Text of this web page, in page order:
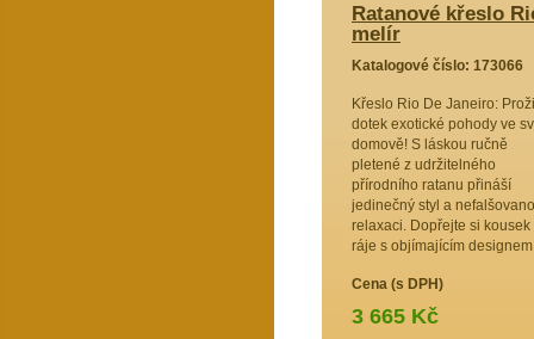
Ratanové křeslo
melír
Katalogové číslo: 173066
Křeslo Rio De Janeiro:
dotek exotické pohody ve
domově! S láskou ručně
pletené z udržitelného
přírodního ratanu přináší
jedinečný styl a
relaxaci. Dopřejte si kousek
ráje s objímajícím
Cena (s DPH)
3 665 Kč